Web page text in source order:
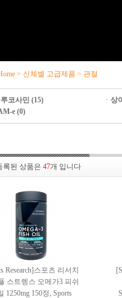
> 신체별 고급제품 > 관절
코사민 (15) ㆍ 상
e (0)
록된 상품은 47개 입니다
Research]스포츠 리서치
스트렝스 오메가3 피쉬
1250mg 150정, Sports